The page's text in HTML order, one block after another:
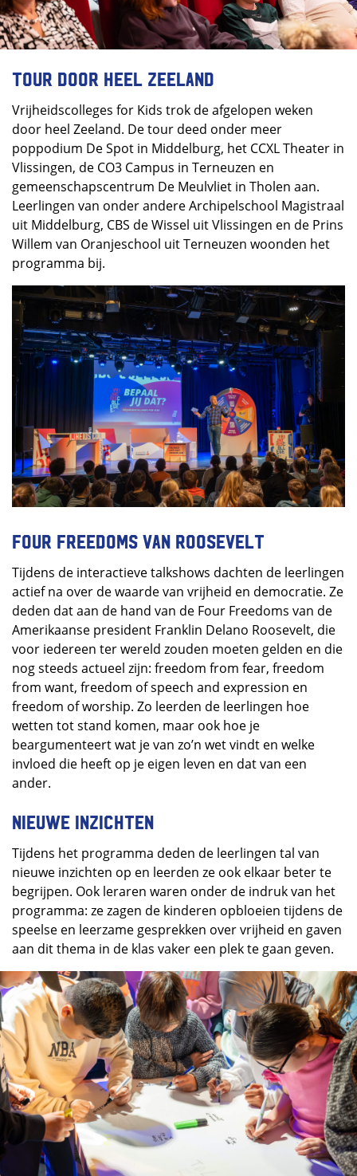
Tour door heel Zeeland
Vrijheidscolleges for Kids trok de afgelopen weken
door heel Zeeland. De tour deed onder meer
poppodium De Spot in Middelburg, het CCXL Theater in
Vlissingen, de CO3 Campus in Terneuzen en
gemeenschapscentrum De Meulvliet in Tholen aan.
Leerlingen van onder andere Archipelschool Magistraal
uit Middelburg, CBS de Wissel uit Vlissingen en de Prins
Willem van Oranjeschool uit Terneuzen woonden het
programma bij.
Four Freedoms van Roosevelt
Tijdens de interactieve talkshows dachten de leerlingen
actief na over de waarde van vrijheid en democratie. Ze
deden dat aan de hand van de Four Freedoms van de
Amerikaanse president Franklin Delano Roosevelt, die
voor iedereen ter wereld zouden moeten gelden en die
nog steeds actueel zijn: freedom from fear, freedom
from want, freedom of speech and expression en
freedom of worship. Zo leerden de leerlingen hoe
wetten tot stand komen, maar ook hoe je
beargumenteert wat je van zo’n wet vindt en welke
invloed die heeft op je eigen leven en dat van een
ander.
Nieuwe inzichten
Tijdens het programma deden de leerlingen tal van
nieuwe inzichten op en leerden ze ook elkaar beter te
begrijpen. Ook leraren waren onder de indruk van het
programma: ze zagen de kinderen opbloeien tijdens de
speelse en leerzame gesprekken over vrijheid en gaven
aan dit thema in de klas vaker een plek te gaan geven.